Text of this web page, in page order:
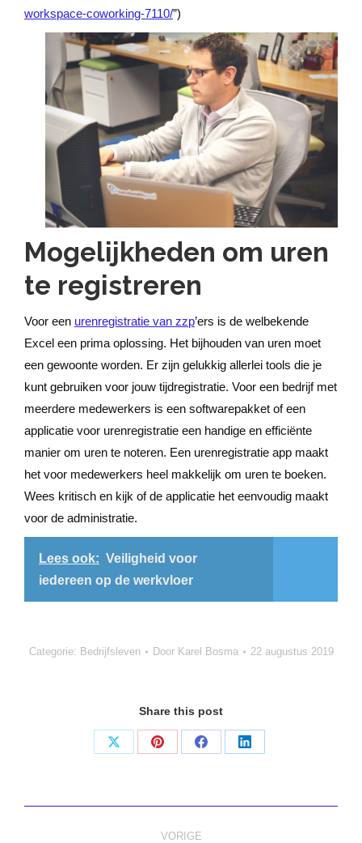
workspace-coworking-7110/”)
Mogelijkheden om uren
te registreren
Voor een urenregistratie van zzp’ers is de welbekende
Excel een prima oplossing. Het bijhouden van uren moet
een gewoonte worden. Er zijn gelukkig allerlei tools die je
kunt gebruiken voor jouw tijdregistratie. Voor een bedrijf met
meerdere medewerkers is een softwarepakket of een
applicatie voor urenregistratie een handige en efficiënte
manier om uren te noteren. Een urenregistratie app maakt
het voor medewerkers heel makkelijk om uren te boeken.
Wees kritisch en kijk of de applicatie het eenvoudig maakt
voor de administratie.
Lees ook: Veiligheid voor
iedereen op de werkvloer
Categorie: Bedrijfsleven Door Karel Bosma 22 augustus 2019
Share this post
Deel
Deel
Deel
Deel
VORIGE